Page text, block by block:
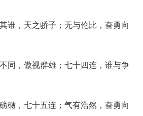
谁，天之骄子；无与伦比，奋勇向
同，傲视群雄；七十四连，谁与争
礴，七十五连；气有浩然，奋勇向